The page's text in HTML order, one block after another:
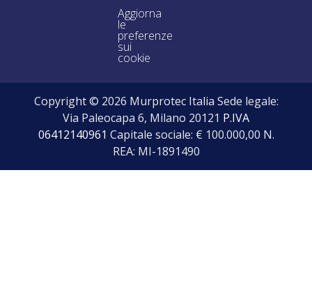
Aggiorna
le
preferenze
sui
cookie
Copyright © 2026 Murprotec Italia Sede legale:
Via Paleocapa 6, Milano 20121 P.IVA
06412140961 Capitale sociale: € 100.000,00 N.
REA: MI-1891490